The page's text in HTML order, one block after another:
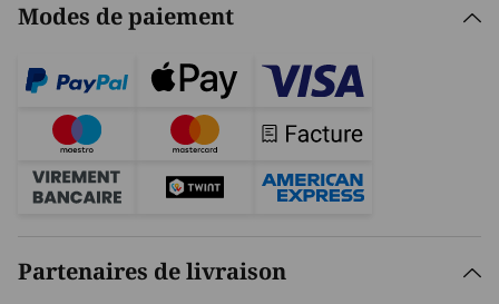
Modes de paiement
Partenaires de livraison